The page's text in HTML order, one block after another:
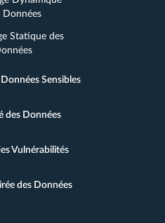
Données
Statique des
Sensibles
des Données
Vulnérabilités
des Données